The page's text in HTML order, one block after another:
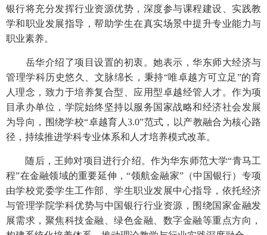
银行将充分发挥行业资源优势，深度参与课程建设、实践教
学和职业发展指导，帮助学生在真实场景中提升专业能力与
职业素养。
岳华介绍了项目设置的初衷。她表示，华东师大经济与
管理学科历史悠久、文脉绵长，秉持“唯卓越方可立足”的育
人理念，致力于培养复合型、应用型卓越经管人才。作为项
目承办单位，学院始终坚持以服务国家战略和经济社会发展
为导向，围绕学校“卓越育人3.0”范式，以产教融合为核心路
径，持续推进学科专业体系和人才培养模式改革。
随后，王帅对项目进行介绍。作为华东师范大学“青马工
程”在金融领域的重要延伸，“领航金融家”（中国银行）专项
由学校党委学生工作部、学生职业发展中心指导，依托经济
与管理学院学科优势与中国银行行业资源，围绕国家金融发
展需求，聚焦科技金融、绿色金融、数字金融等重点方向，